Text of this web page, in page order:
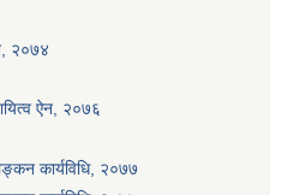
२०७४
ऐन, २०७६
कार्यविधि, २०७७